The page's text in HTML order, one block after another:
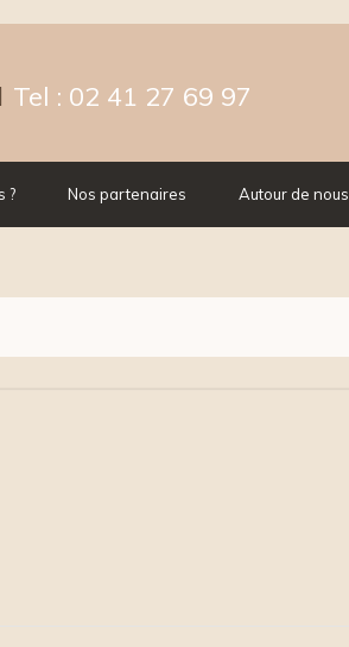
Tel : 02 41 27 69 97
? Nos partenaires Autour de nous